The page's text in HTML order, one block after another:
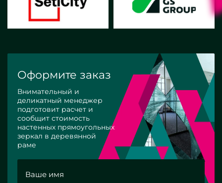
Оформите заказ
Внимательный и
деликатный менеджер
подготовит расчет и
сообщит стоимость
настенных прямоугольных
зеркал в деревянной
раме